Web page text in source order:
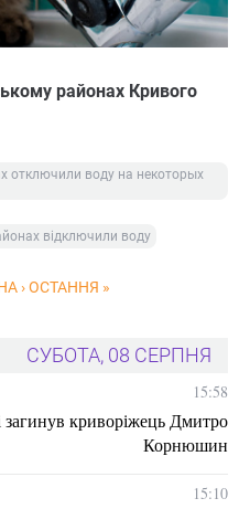
районах Кривого
отключили воду на некоторых
відключили воду
› ОСТАННЯ »
СУБОТА, 08 СЕРПНЯ
15:58
загинув криворіжець Дмитро
Корнюшин
15:10